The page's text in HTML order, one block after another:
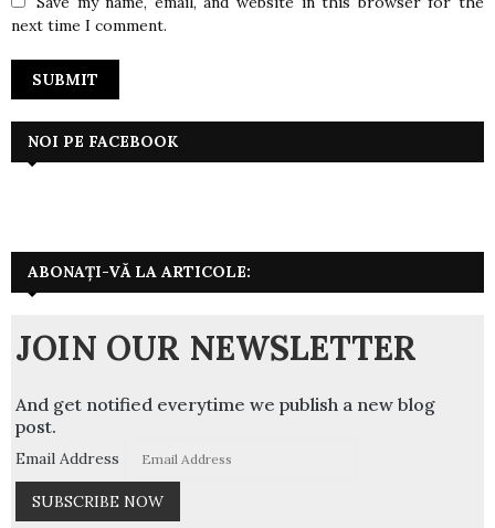
next time I comment.
NOI PE FACEBOOK
ABONAȚI-VĂ LA ARTICOLE:
JOIN OUR NEWSLETTER
And get notified everytime we publish a new blog
post.
Email Address